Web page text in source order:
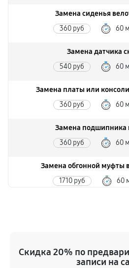
Замена сиденья
360 руб 60
Замена датчика
540 руб 60
Замена платы или
360 руб 60
Замена подшипника
360 руб 60
Замена обгонной муфты
1710 руб 60
540 руб 60
Скидка 20% по
записи на